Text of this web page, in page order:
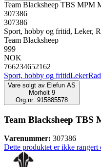
Team Blacksheep TBS MPM
307386
307386
Sport, hobby og fritid, Leker,
Team Blacksheep
999
NOK
766234652162
Sport, hobby og fritidLeker
Vare solgt av Elefun AS
Morholt 9
Org.nr: 915885578
Team Blacksheep
Varenummer: 307386
Dette produktet er ikke rangert